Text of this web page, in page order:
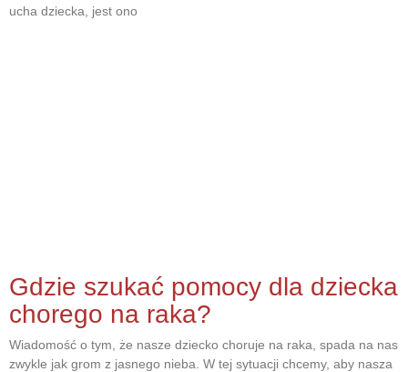
ucha dziecka, jest ono
Gdzie szukać pomocy dla dziecka
chorego na raka?
Wiadomość o tym, że nasze dziecko choruje na raka, spada na nas
zwykle jak grom z jasnego nieba. W tej sytuacji chcemy, aby nasza